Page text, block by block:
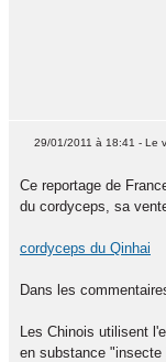
29/01/2011 à 18:41 - Le
Ce reportage de
du cordyceps, sa
cordyceps du Qinhai
Dans les
Les Chinois utilisent
en substance "insecte